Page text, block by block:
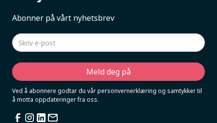
Abonner på vårt nyhetsbrev
Ved å abonnere godtar du vår personvernerklæring og samtykker til
å motta oppdateringer fra oss.